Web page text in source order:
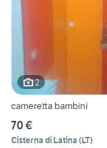
2
cameretta bambini
70 €
Cisterna di Latina (LT)